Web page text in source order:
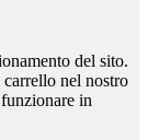
del sito.
nel nostro
in